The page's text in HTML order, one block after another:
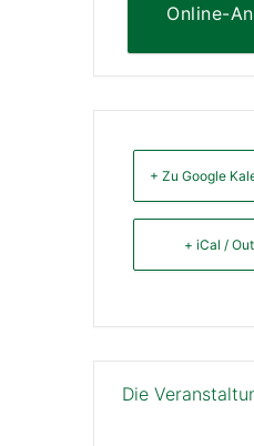
Online-
+ Zu Google
+ iCal /
Die